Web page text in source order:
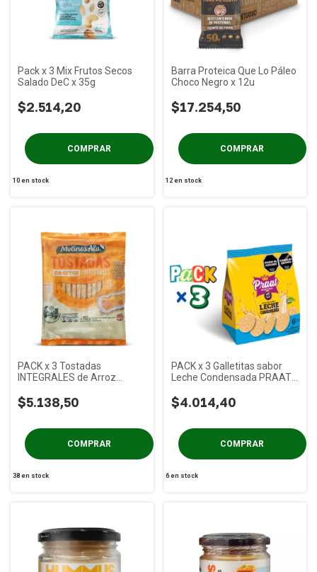
Pack x 3 Mix Frutos Secos
Salado DeC x 35g
$2.514,20
10en stock
Barra Proteica Que Lo Páleo
Choco Negro x 12u
$17.254,50
12 en stock
PACK x 3 Tostadas
INTEGRALES de Arroz
$5.138,50
38en stock
PACK x 3 Galletitas sabor
Leche Condensada PRAAT x
$4.014,40
6en stock